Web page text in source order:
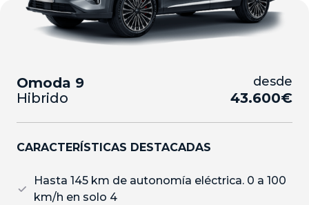
Omoda 9
Hibrido
desde
43.600€
CARACTERÍSTICAS DESTACADAS
Hasta 145 km de autonomía eléctrica. 0 a 100
km/h en solo 4